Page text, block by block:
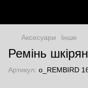
Аксесуари Інше
Ремінь
Артикул: o_REMBIRD